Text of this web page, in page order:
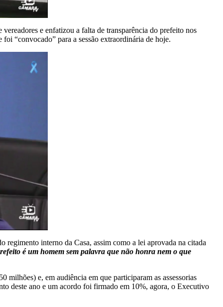
e enfatizou a falta de transparência do prefeito nos
“convocado” para a sessão extraordinária de hoje.
regimento interno da Casa, assim como a lei aprovada na citada
é um homem sem palavra que não honra nem o que
e, em audiência em que participaram as assessorias
deste ano e um acordo foi firmado em 10%, agora, o Executivo